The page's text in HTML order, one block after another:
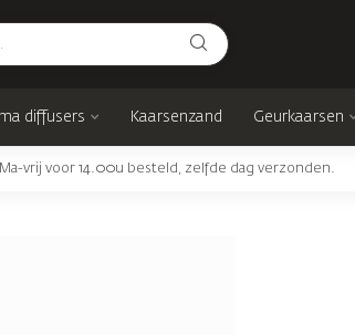
diffusers Kaarsenzand Geurkaarsen
Ma-vrij voor 14.00u besteld, zelfde dag verzonden.